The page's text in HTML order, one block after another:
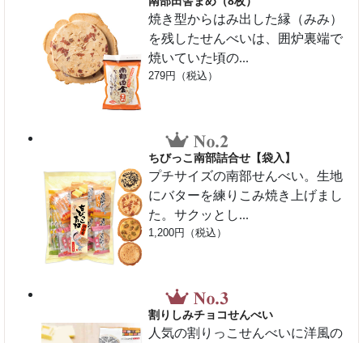
焼き型からはみ出した縁（みみ）
を残したせんべいは、囲炉裏端で
焼いていた頃の...
279円（税込）
ちびっこ南部詰合せ【袋入】
プチサイズの南部せんべい。生地
にバターを練りこみ焼き上げまし
た。サクッとし...
1,200円（税込）
割りしみチョコせんべい
人気の割りっこせんべいに洋風の